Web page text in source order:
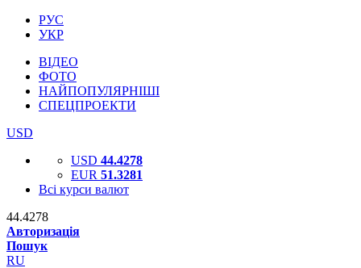
РУС
УКР
ВІДЕО
ФОТО
НАЙПОПУЛЯРНІШІ
СПЕЦПРОЕКТИ
USD
USD 44.4278
EUR 51.3281
Всі курси валют
44.4278
Авторизація
Пошук
RU